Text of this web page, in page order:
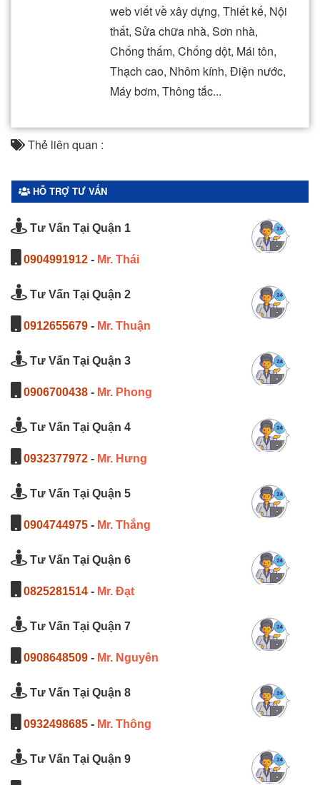
web viết về xây dựng, Thiết kế, Nội
thất, Sửa chữa nhà, Sơn nhà,
Chống thấm, Chống dột, Mái tôn,
Thạch cao, Nhôm kính, Điện nước,
Máy bơm, Thông tắc...
Thẻ liên quan :
HỖ TRỢ TƯ VẤN
Tư Vấn Tại Quận 1
0904991912 - Mr. Thái
Tư Vấn Tại Quận 2
0912655679 - Mr. Thuận
Tư Vấn Tại Quận 3
0906700438 - Mr. Phong
Tư Vấn Tại Quận 4
0932377972 - Mr. Hưng
Tư Vấn Tại Quận 5
0904744975 - Mr. Thắng
Tư Vấn Tại Quận 6
0825281514 - Mr. Đạt
Tư Vấn Tại Quận 7
0908648509 - Mr. Nguyên
Tư Vấn Tại Quận 8
0932498685 - Mr. Thông
Tư Vấn Tại Quận 9